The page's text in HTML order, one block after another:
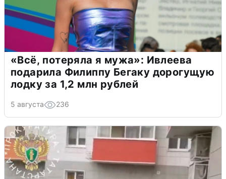
«Всё, потеряла я мужа»: Ивлеева
подарила Филиппу Бегаку дорогущую
лодку за 1,2 млн рублей
5 августа 236